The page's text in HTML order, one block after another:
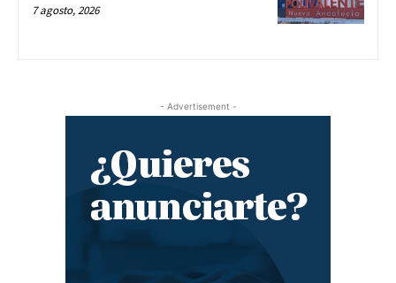
7 agosto, 2026
- Advertisement -